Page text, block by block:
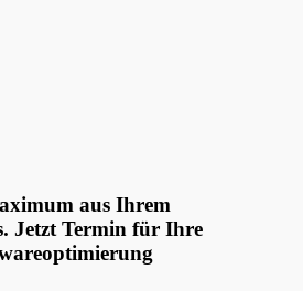
aus Ihrem
Jetzt Termin für Ihre